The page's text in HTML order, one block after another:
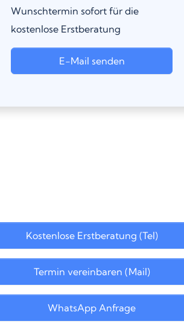
Wunschtermin sofort für die
kostenlose Erstberatung
E-Mail senden
Kostenlose Erstberatung (Tel)
Termin vereinbaren (Mail)
WhatsApp Anfrage